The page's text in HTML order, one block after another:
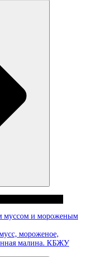
муссом и мороженым
мороженое,
малина. КБЖУ